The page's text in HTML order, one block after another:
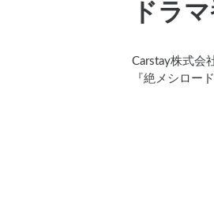
ドラ
Carstay株式会
『絶メシロー